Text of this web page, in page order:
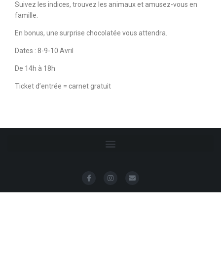
Suivez les indices, trouvez les animaux et amusez-vous en
famille.
En bonus, une surprise chocolatée vous attendra.
Dates : 8-9-10 Avril
De 14h à 18h
Ticket d’entrée = carnet gratuit